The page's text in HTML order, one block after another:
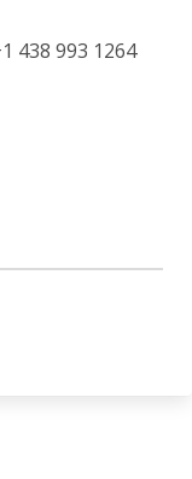
438 993 1264